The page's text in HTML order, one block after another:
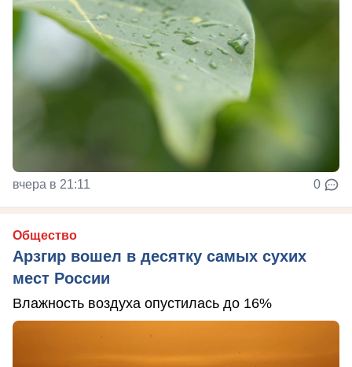
вчера в 21:11 0
Общество
Арзгир вошел в десятку самых сухих
мест России
Влажность воздуха опустилась до 16%